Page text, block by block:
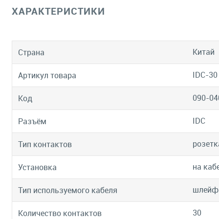
ХАРАКТЕРИСТИКИ
Страна Китай
Артикул товара IDC-30
Код 090-
Разъём IDC
Тип контактов
Установка на
Тип используемого кабеля шлейф
Количество контактов 30